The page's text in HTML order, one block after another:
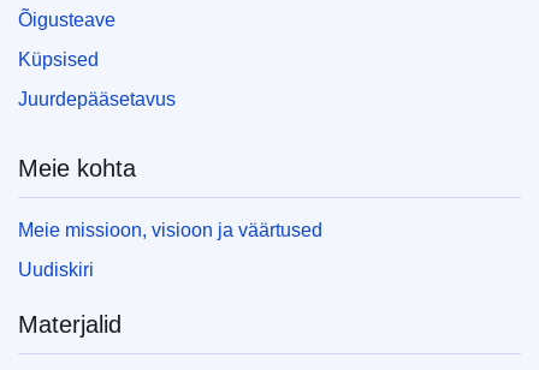
Õigusteave
Küpsised
Juurdepääsetavus
Meie kohta
Meie missioon, visioon ja väärtused
Uudiskiri
Materjalid